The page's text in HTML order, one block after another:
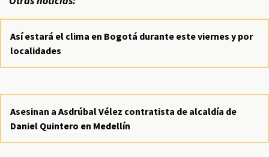
Así estará el clima en Bogotá durante este viernes y por
localidades
Asesinan a Asdrúbal Vélez contratista de alcaldía de
Daniel Quintero en Medellín